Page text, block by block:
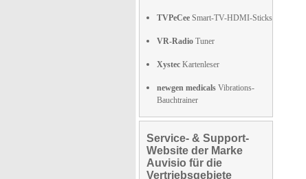
TVPeCee Smart-TV-HDMI-Sticks
VR-Radio Tuner
Xystec Kartenleser
newgen medicals Vibrations-
Bauchtrainer
Service- & Support-
Website der Marke
Auvisio für die
Vertriebsgebiete